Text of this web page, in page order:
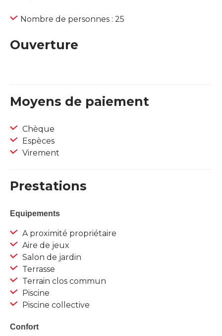
Nombre de personnes : 25
Ouverture
Moyens de paiement
Chèque
Espèces
Virement
Prestations
Equipements
A proximité propriétaire
Aire de jeux
Salon de jardin
Terrasse
Terrain clos commun
Piscine
Piscine collective
Confort